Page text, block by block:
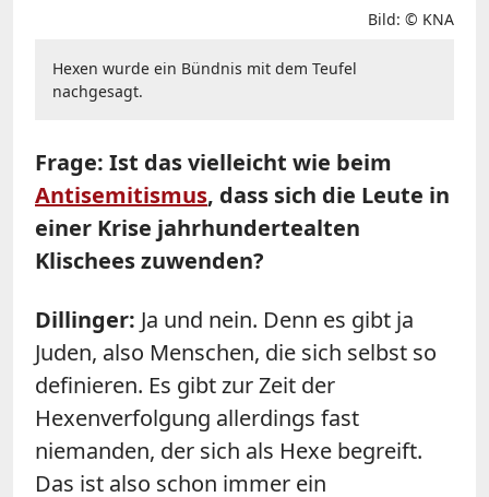
Bild: © KNA
Hexen wurde ein Bündnis mit dem Teufel
nachgesagt.
Frage: Ist das vielleicht wie beim
Antisemitismus, dass sich die Leute in
einer Krise jahrhundertealten
Klischees zuwenden?
Dillinger: Ja und nein. Denn es gibt ja
Juden, also Menschen, die sich selbst so
definieren. Es gibt zur Zeit der
Hexenverfolgung allerdings fast
niemanden, der sich als Hexe begreift.
Das ist also schon immer ein